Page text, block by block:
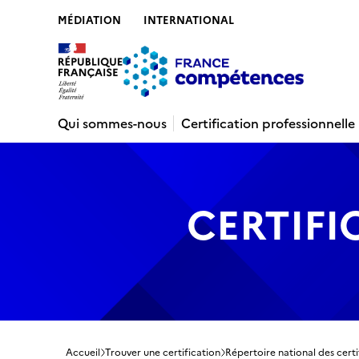
MÉDIATION INTERNATIONAL
Qui sommes-nous
Certification professionnelle
Accueil Trouver une certification Répertoire national des